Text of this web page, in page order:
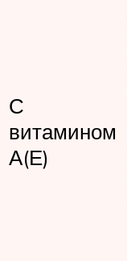
С
витамином
А(Е)